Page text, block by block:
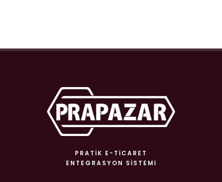
PRATIK E-TICARET
ENTEGRASYON SISTEMI